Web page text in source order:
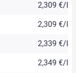
2,309 €/l
2,309 €/l
2,339 €/l
2,349 €/l